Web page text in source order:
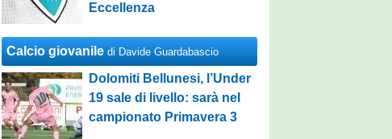
Eccellenza
Calcio giovanile di Davide Guardabascio
Dolomiti Bellunesi, l’Under
19 sale di livello: sarà nel
campionato Primavera 3